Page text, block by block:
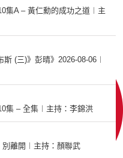
集A – 黃仁勳的成功之道︱主
(三)》彭晴》2026-08-06︱
集 – 全集︱主持：李錦洪
別離開︱主持：顏聯武